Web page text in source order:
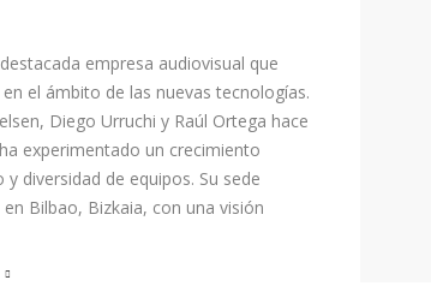
empresa audiovisual que
el ámbito de las nuevas tecnologías.
Diego Urruchi y Raúl Ortega hace
experimentado un crecimiento
diversidad de equipos. Su sede
Bilbao, Bizkaia, con una visión